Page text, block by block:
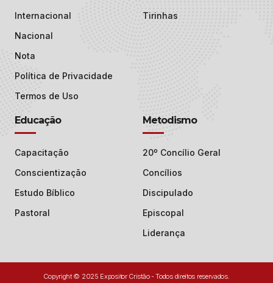
Internacional
Nacional
Nota
Política de Privacidade
Termos de Uso
Tirinhas
Educação
Capacitação
Conscientização
Estudo Bíblico
Pastoral
Metodismo
20º Concílio Geral
Concílios
Discipulado
Episcopal
Liderança
Copyright © 2025 Expositor Cristão - Todos direitos reservados.